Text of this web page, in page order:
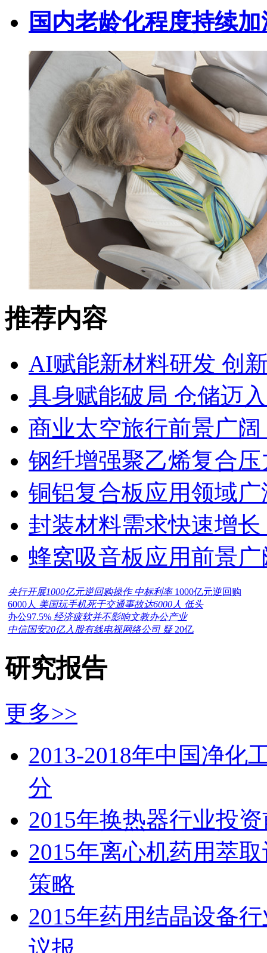
国内老龄化程度持续
推荐内容
AI赋能新材料研发 创
具身赋能破局 仓储迈
商业太空旅行前景广
钢纤增强聚乙烯复合
铜铝复合板应用领域
封装材料需求快速增
蜂窝吸音板应用前景
央行开展1000亿元逆回购操作 中标利率 1000亿元逆回购
6000人 美国玩手机死于交通事故达6000人 低头
办公97.5% 经济疲软并不影响文教办公产业
中信国安20亿入股有线电视网络公司 疑 20亿
研究报告
更多>>
2013-2018年中国净化
分
2015年换热器行业投
2015年离心机药用萃
策略
2015年药用结晶设备